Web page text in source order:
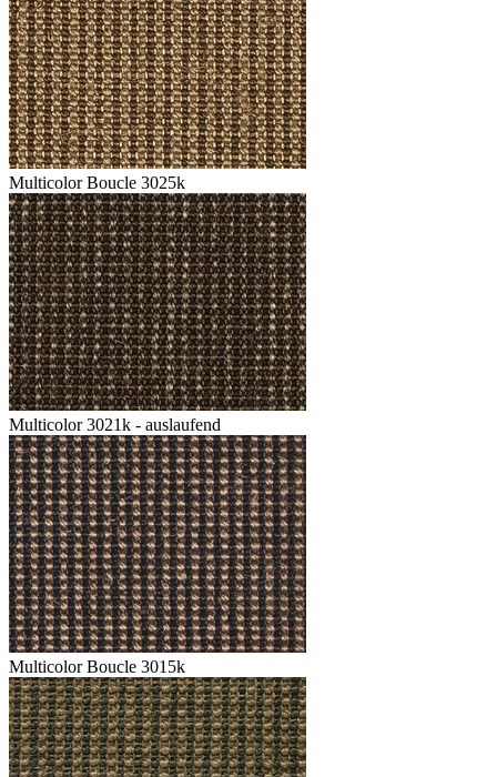
Multicolor Boucle 3025k
Multicolor 3021k - auslaufend
Multicolor Boucle 3015k